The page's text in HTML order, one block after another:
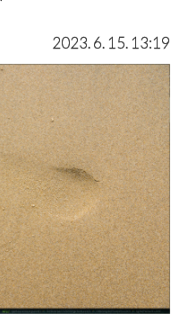
2023. 6. 15. 13:19